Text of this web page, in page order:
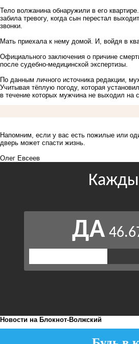
Тело волжанина обнаружили в его
забила тревогу, когда сын перестал
звонки.
Мать приехала к нему домой. И, войдя в
Официального заключения о причине
после судебно-медицинской экспертизы.
По данным личного источника редакции,
Учитывая тёплую погоду, которая
в течение которых мужчина не выходил на
Напомним, если у вас есть пожилые или
дверь может спасти жизнь.
Олег Евсеев
Новости на Блoкнoт-Волжский